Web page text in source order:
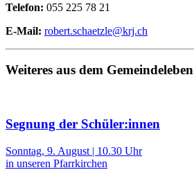
Telefon: 055 225 78 21
E-Mail: robert.schaetzle@krj.ch
Weiteres aus dem Gemeindeleben
Segnung der Schüler:innen
Sonntag, 9. August | 10.30 Uhr
in unseren Pfarrkirchen